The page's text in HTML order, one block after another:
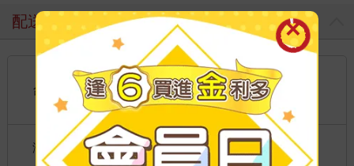
配送方式
台灣
國內宅配：本島、離島
到店取貨：
不限金額免運費
海外
國際快遞：全球
港澳店取：